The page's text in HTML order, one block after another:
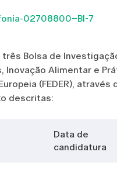
02708800–BI-7
Bolsa de
Inovação Alimentar e
(FEDER), através
descritas:
Data de
candidatura